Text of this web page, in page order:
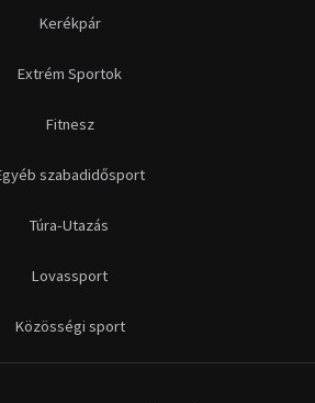
Kerékpár
Extrém Sportok
Fitnesz
szabadidősport
Túra-Utazás
Lovassport
Közösségi sport